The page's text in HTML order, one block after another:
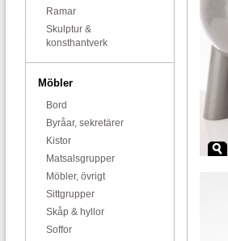
Ramar
Skulptur &
konsthantverk
Möbler
Bord
Byråar, sekretärer
Kistor
Matsalsgrupper
Möbler, övrigt
Sittgrupper
Skåp & hyllor
Soffor